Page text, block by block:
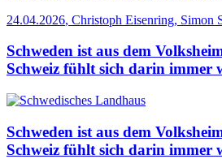
24.04.2026, Christoph Eisenring, Simon
Schweden ist aus dem
Schweiz fühlt sich darin immer
Schweden ist aus dem
Schweiz fühlt sich darin immer